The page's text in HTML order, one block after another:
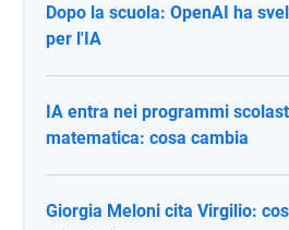
Dopo la scuola: OpenAI ha
per l'IA
IA entra nei programmi
matematica: cosa cambia
Giorgia Meloni cita Virgilio: